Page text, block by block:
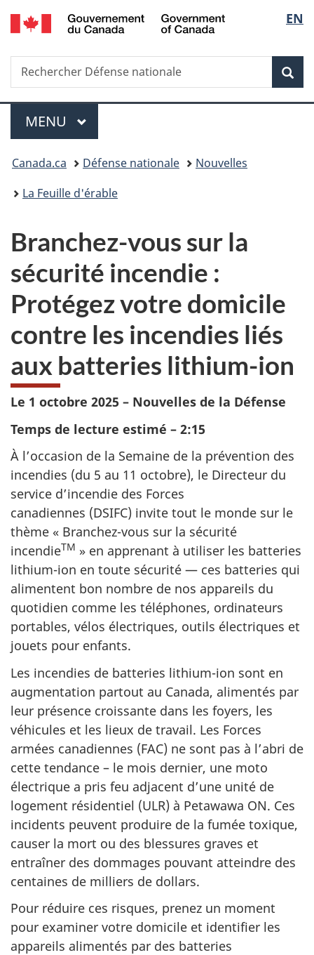
Passer
au
principal
Passer
à
Au
du
Passer
à
version
simplifiée
de
la
EN
Recherche
Rechercher
Défense
Menu
MENU PRINCIPAL
Vous
êtes
Canada.ca Défense nationale
Nouvelles
La Feuille d'érable
Branchez-vous sur la
sécurité incendie :
Protégez votre domicile
contre les incendies liés
aux batteries lithium-ion
Le 1 octobre 2025 – Nouvelles de la Défense
Temps de lecture estimé – 2:15
À l’occasion de la Semaine de la prévention des
incendies (du 5 au 11 octobre), le Directeur du
service d’incendie des Forces
canadiennes (DSIFC) invite tout le monde sur le
thème « Branchez-vous sur la sécurité
incendieTM » en apprenant à utiliser les batteries
lithium-ion en toute sécurité — ces batteries qui
alimentent bon nombre de nos appareils du
quotidien comme les téléphones, ordinateurs
portables, vélos électriques, outils électriques et
jouets pour enfants.
Les incendies de batteries lithium-ion sont en
augmentation partout au Canada, alimentés par
leur présence croissante dans les foyers, les
véhicules et les lieux de travail. Les Forces
armées canadiennes (FAC) ne sont pas à l’abri de
cette tendance – le mois dernier, une moto
électrique a pris feu adjacent d’une unité de
logement résidentiel (ULR) à Petawawa ON. Ces
incidents peuvent produire de la fumée toxique,
causer la mort ou des blessures graves et
entraîner des dommages pouvant atteindre des
centaines de milliers de dollars.
Pour réduire ces risques, prenez un moment
pour examiner votre domicile et identifier les
appareils alimentés par des batteries